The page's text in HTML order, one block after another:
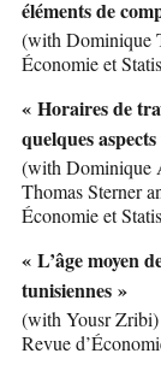
éléments de
(with Dominique
Économie et
« Horaires de
quelques
(with Dominique
Thomas Sterner
Économie et
« L’âge moyen
tunisiennes »
(with Yousr Zribi)
Revue